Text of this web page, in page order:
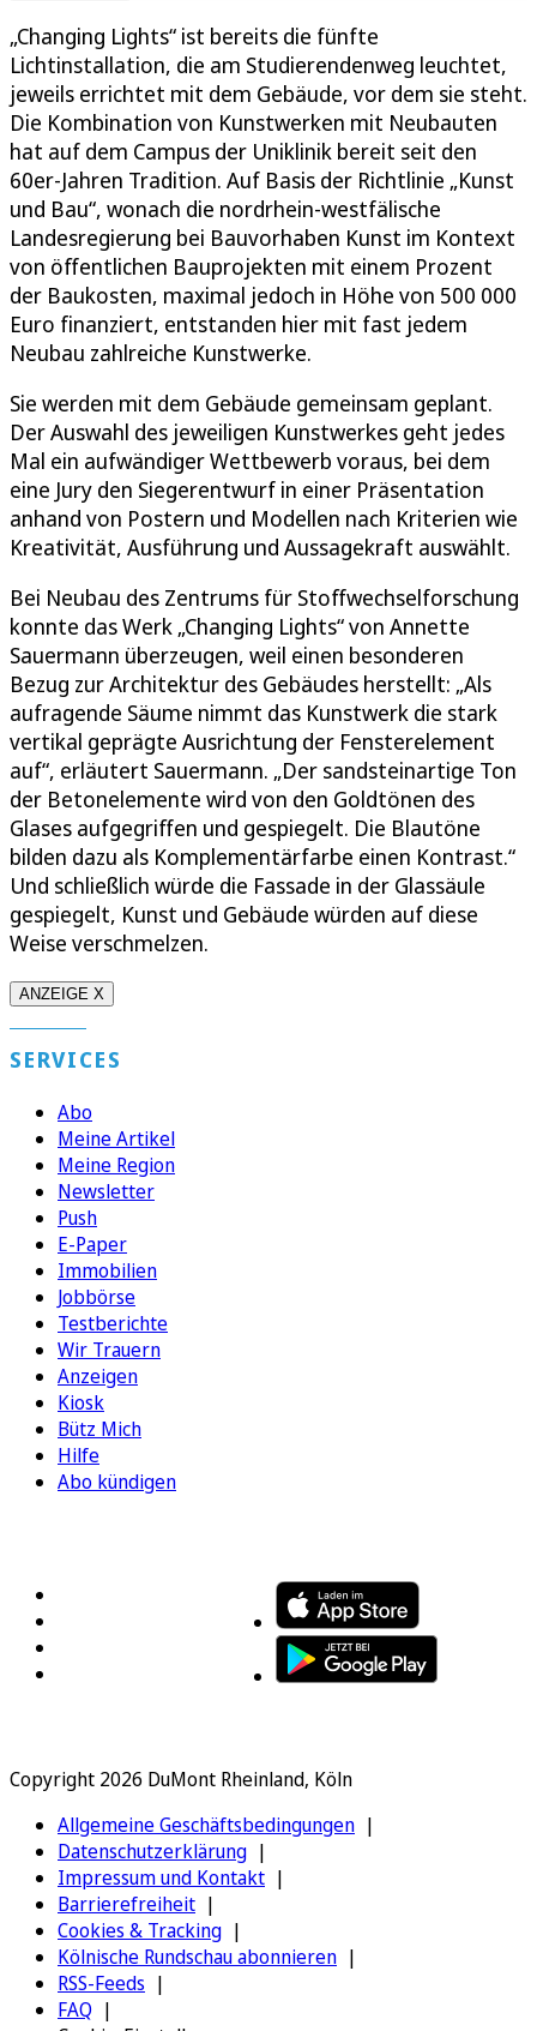
„Changing Lights“ ist bereits die fünfte
Lichtinstallation, die am Studierendenweg leuchtet,
jeweils errichtet mit dem Gebäude, vor dem sie steht.
Die Kombination von Kunstwerken mit Neubauten
hat auf dem Campus der Uniklinik bereit seit den
60er-Jahren Tradition. Auf Basis der Richtlinie „Kunst
und Bau“, wonach die nordrhein-westfälische
Landesregierung bei Bauvorhaben Kunst im Kontext
von öffentlichen Bauprojekten mit einem Prozent
der Baukosten, maximal jedoch in Höhe von 500 000
Euro finanziert, entstanden hier mit fast jedem
Neubau zahlreiche Kunstwerke.
Sie werden mit dem Gebäude gemeinsam geplant.
Der Auswahl des jeweiligen Kunstwerkes geht jedes
Mal ein aufwändiger Wettbewerb voraus, bei dem
eine Jury den Siegerentwurf in einer Präsentation
anhand von Postern und Modellen nach Kriterien wie
Kreativität, Ausführung und Aussagekraft auswählt.
Bei Neubau des Zentrums für Stoffwechselforschung
konnte das Werk „Changing Lights“ von Annette
Sauermann überzeugen, weil einen besonderen
Bezug zur Architektur des Gebäudes herstellt: „Als
aufragende Säume nimmt das Kunstwerk die stark
vertikal geprägte Ausrichtung der Fensterelement
auf“, erläutert Sauermann. „Der sandsteinartige Ton
der Betonelemente wird von den Goldtönen des
Glases aufgegriffen und gespiegelt. Die Blautöne
bilden dazu als Komplementärfarbe einen Kontrast.“
Und schließlich würde die Fassade in der Glassäule
gespiegelt, Kunst und Gebäude würden auf diese
Weise verschmelzen.
ANZEIGE X
SERVICES
Abo
Meine Artikel
Meine Region
Newsletter
Push
E-Paper
Immobilien
Jobbörse
Testberichte
Wir Trauern
Anzeigen
Kiosk
Bütz Mich
Hilfe
Abo kündigen
Copyright 2026 DuMont Rheinland, Köln
Allgemeine Geschäftsbedingungen
Datenschutzerklärung
Impressum und Kontakt
Barrierefreiheit
Cookies & Tracking
Kölnische Rundschau abonnieren
RSS-Feeds
FAQ